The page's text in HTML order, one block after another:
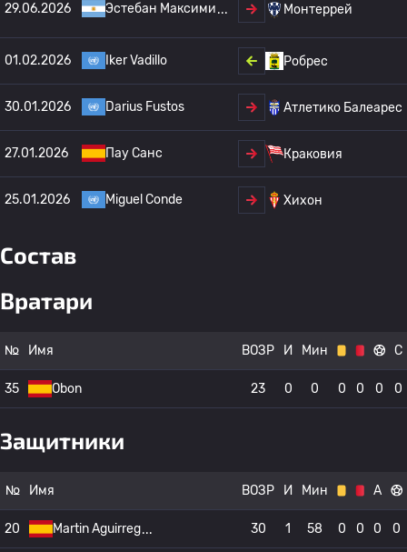
29.06.2026 Эстебан Максими Монтеррей
01.02.2026 Iker Vadillo Робрес
30.01.2026 Darius Fustos Атлетико Балеарес
27.01.2026 Пау Санс Краковия
25.01.2026 Miguel Conde Хихон
Состав
Вратари
№ Имя ВОЗР И Мин С
35 Obon 23 0 0 0 0 0 0
Защитники
№ Имя ВОЗР И Мин А
20 Martin Aguirreg 30 1 58 0 0 0 0